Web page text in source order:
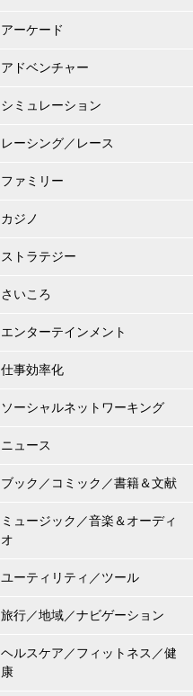
アーケード
アドベンチャー
シミュレーション
レーシング／レース
ファミリー
カジノ
ストラテジー
さいころ
エンターテインメント
仕事効率化
ソーシャルネットワーキング
ニュース
ブック／コミック／書籍＆文献
ミュージック／音楽＆オーディ
オ
ユーティリティ／ツール
旅行／地域／ナビゲーション
ヘルスケア／フィットネス／健
康